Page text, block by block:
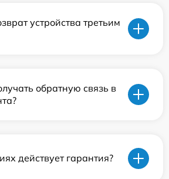
устройства третьим
обратную связь в
действует гарантия?